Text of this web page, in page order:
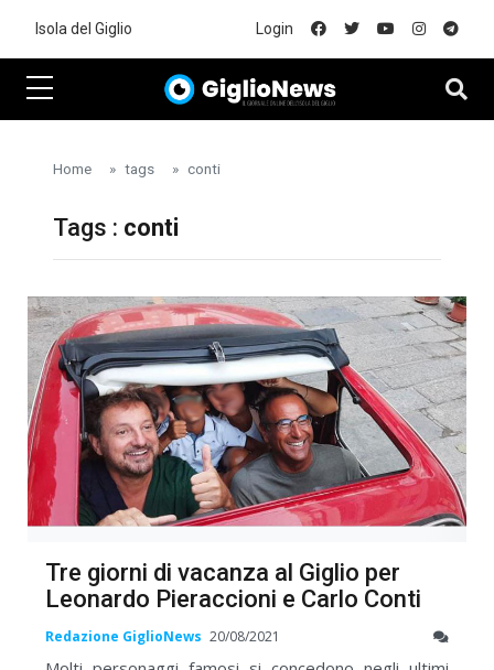
Isola del Giglio Login
Home tags conti
Tags : conti
Tre giorni di vacanza al Giglio per
Leonardo Pieraccioni e Carlo Conti
Redazione GiglioNews 20/08/2021